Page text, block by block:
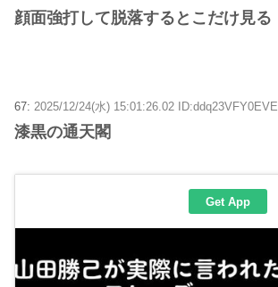
顔面強打して脱落するとこだけ見る
67: 2025/12/24(水) 15:01:26.02 ID:ddq23VFY0EVE
漆黒の通天閣